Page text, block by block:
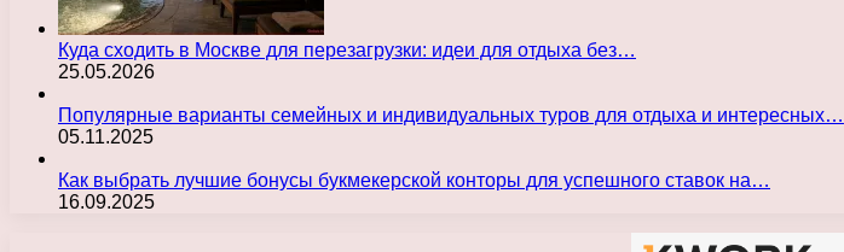
Куда сходить в Москве для перезагрузки: идеи для отдыха без…
25.05.2026
Популярные варианты семейных и индивидуальных туров для отдыха и интересных…
05.11.2025
Как выбрать лучшие бонусы букмекерской конторы для успешного ставок на…
16.09.2025